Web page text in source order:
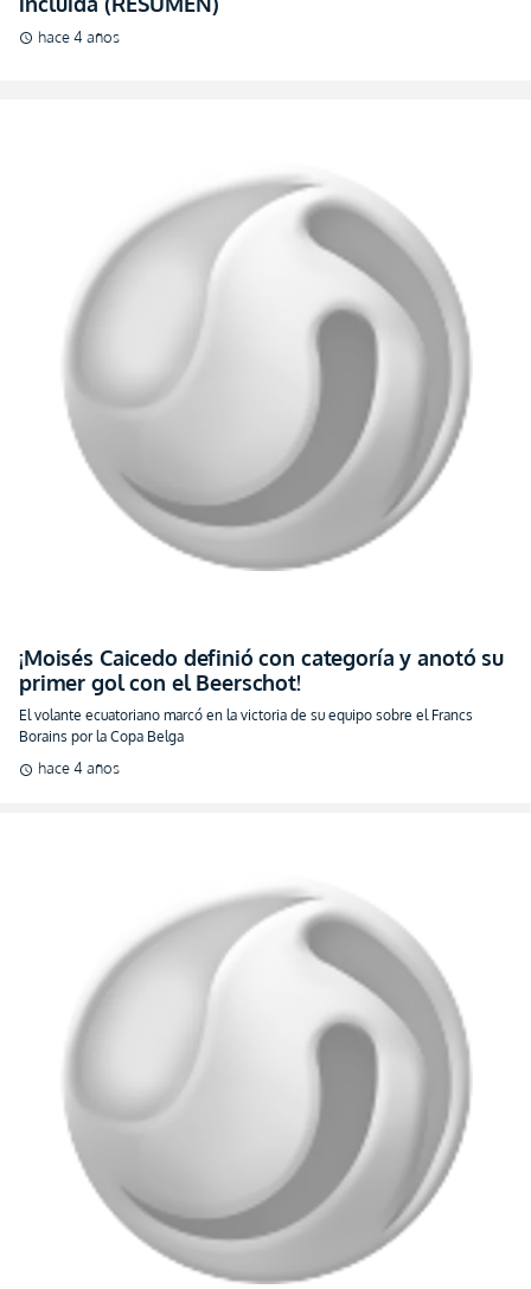
schedule hace 4 años
¡Moisés Caicedo definió con categoría y anotó su
primer gol con el Beerschot!
El volante ecuatoriano marcó en la victoria de su equipo sobre el Francs
Borains por la Copa Belga
schedule hace 4 años